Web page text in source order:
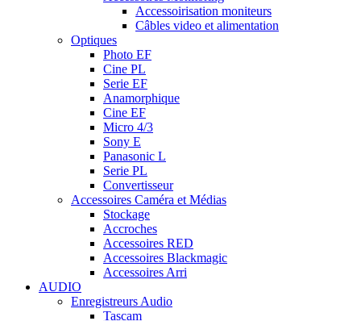
Accessoirisation moniteurs
Câbles video et alimentation
Optiques
Photo EF
Cine PL
Serie EF
Anamorphique
Cine EF
Micro 4/3
Sony E
Panasonic L
Serie PL
Convertisseur
Accessoires Caméra et Médias
Stockage
Accroches
Accessoires RED
Accessoires Blackmagic
Accessoires Arri
AUDIO
Enregistreurs Audio
Tascam